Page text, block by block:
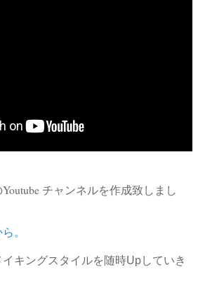
Youtube チャンネルを作成致しまし
。
キングスタイルを随時Upしていき